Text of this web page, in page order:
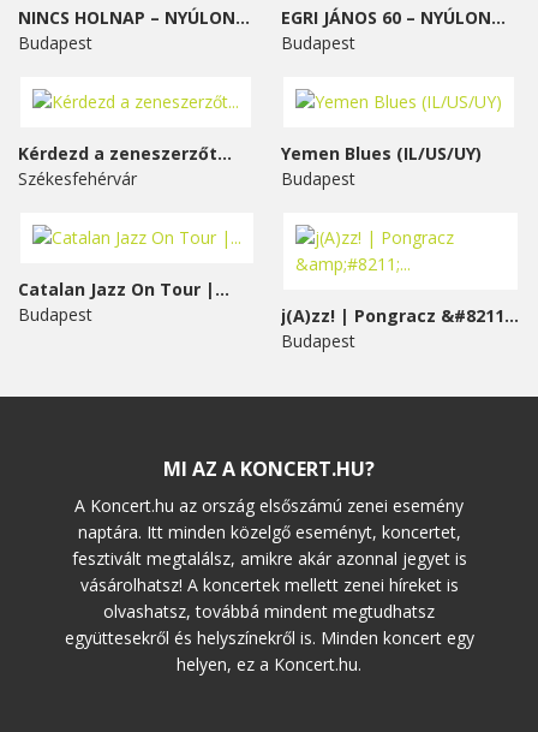
NINCS HOLNAP – NYÚLON...
Budapest
EGRI JÁNOS 60 – NYÚLON...
Budapest
Kérdezd a zeneszerzőt...
Székesfehérvár
Yemen Blues (IL/US/UY)
Budapest
Catalan Jazz On Tour |...
Budapest
j(A)zz! | Pongracz &#8211;...
Budapest
MI AZ A KONCERT.HU?
A Koncert.hu az ország elsőszámú zenei esemény
naptára. Itt minden közelgő eseményt, koncertet,
fesztivált megtalálsz, amikre akár azonnal jegyet is
vásárolhatsz! A koncertek mellett zenei híreket is
olvashatsz, továbbá mindent megtudhatsz
együttesekről és helyszínekről is. Minden koncert egy
helyen, ez a Koncert.hu.